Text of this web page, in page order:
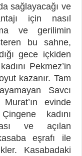
sağlayacağı ve
için nasıl
ve gerilimin
bu sahne,
gece içkiden
Pekmez’in
kazanır. Tam
Savcı
evinde
kadını
ve açılan
eşrafı ile
Kasabadaki